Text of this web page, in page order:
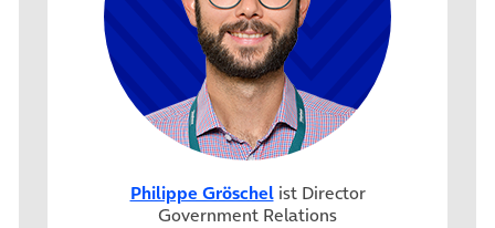
Philippe Gröschelist Director
Government Relations